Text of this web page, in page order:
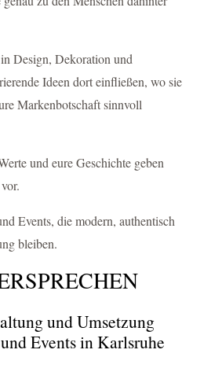
Design, Dekoration und
Ideen dort einfließen, wo sie
Markenbotschaft sinnvoll
und eure Geschichte geben
Events, die modern, authentisch
bleiben.
und Umsetzung
Events in Karlsruhe